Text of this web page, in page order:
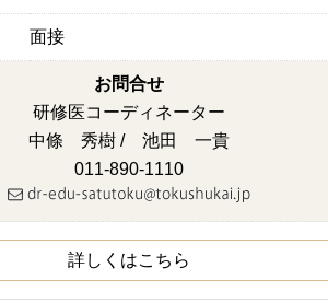
面接
お問合せ
研修医コーディネーター
中條 秀樹 / 池田 一貴
011-890-1110
詳しくはこちら